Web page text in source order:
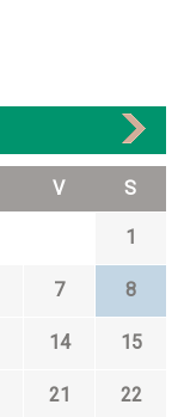
V S
1
7 8
14 15
21 22